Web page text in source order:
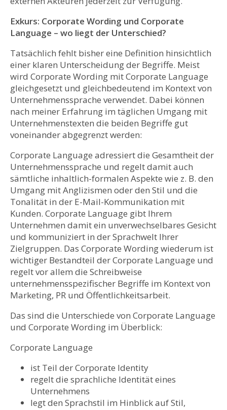
Exkurs: Corporate Wording und Corporate
Language – wo liegt der Unterschied?
Tatsächlich fehlt bisher eine Definition hinsichtlich
einer klaren Unterscheidung der Begriffe. Meist
wird Corporate Wording mit Corporate Language
gleichgesetzt und gleichbedeutend im Kontext von
Unternehmenssprache verwendet. Dabei können
nach meiner Erfahrung im täglichen Umgang mit
Unternehmenstexten die beiden Begriffe gut
voneinander abgegrenzt werden:
Corporate Language adressiert die Gesamtheit der
Unternehmenssprache und regelt damit auch
sämtliche inhaltlich-formalen Aspekte wie z. B. den
Umgang mit Anglizismen oder den Stil und die
Tonalität in der E-Mail-Kommunikation mit
Kunden. Corporate Language gibt Ihrem
Unternehmen damit ein unverwechselbares Gesicht
und kommuniziert in der Sprachwelt Ihrer
Zielgruppen. Das Corporate Wording wiederum ist
wichtiger Bestandteil der Corporate Language und
regelt vor allem die Schreibweise
unternehmensspezifischer Begriffe im Kontext von
Marketing, PR und Öffentlichkeitsarbeit.
Das sind die Unterschiede von Corporate Language
und Corporate Wording im Überblick:
Corporate Language
ist Teil der Corporate Identity
regelt die sprachliche Identität eines
Unternehmens
legt den Sprachstil im Hinblick auf Stil,